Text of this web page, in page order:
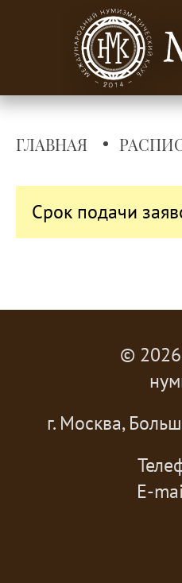
ГЛАВНАЯ
Срок подачи
©
г. Москва,
E-